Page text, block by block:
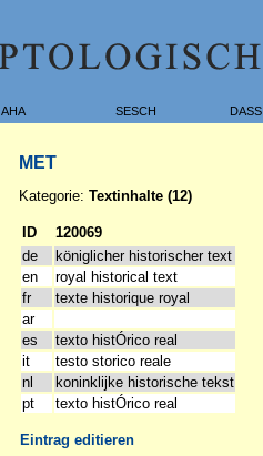
AHA SESCH DASS
MET
Kategorie: Textinhalte (12)
ID
120069
de
königlicher historischer text
en
royal historical text
fr
texte historique royal
ar
es
texto histÓrico real
it
testo storico reale
nl
koninklijke historische tekst
pt
texto histÓrico real
Eintrag editieren